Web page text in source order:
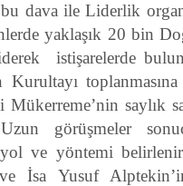
dava ile Liderlik
yaklaşık 20 bin
istişarelerde
Mükerreme’nin saylık
görüşmeler
yol ve yöntemi
İsa Yusuf